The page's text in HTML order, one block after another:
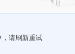
，请刷新重试